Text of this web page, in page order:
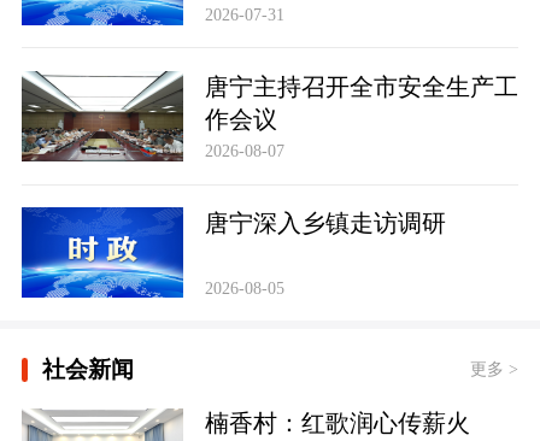
一届市委常委班子
2026-07-31
唐宁主持召开全市安全生产工
作会议
2026-08-07
唐宁深入乡镇走访调研
2026-08-05
社会新闻 更多 >
楠香村：红歌润心传薪火